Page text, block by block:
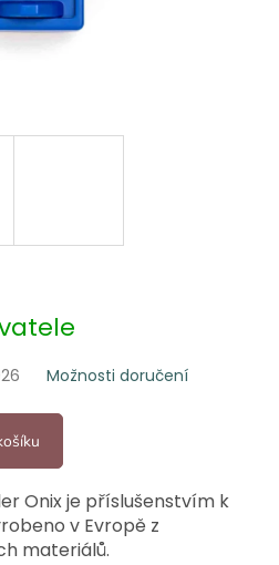
Možnosti doručení
Onix je příslušenstvím k
v Evropě z
materiálů.